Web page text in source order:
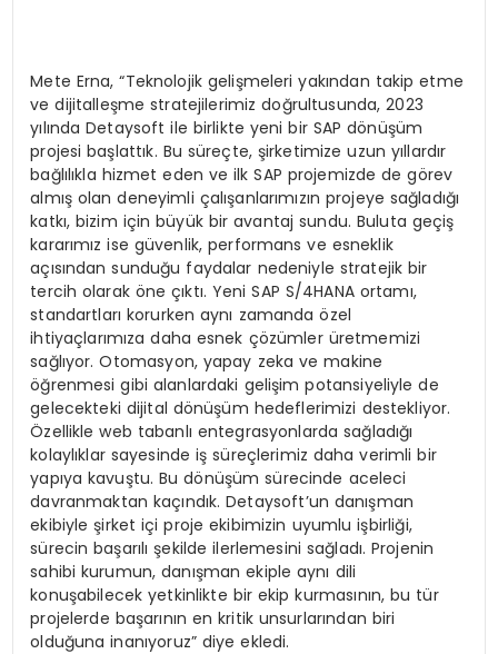
Mete Erna, “Teknolojik gelişmeleri yakından takip etme
ve dijitalleşme stratejilerimiz doğrultusunda, 2023
yılında Detaysoft ile birlikte yeni bir SAP dönüşüm
projesi başlattık. Bu süreçte, şirketimize uzun yıllardır
bağlılıkla hizmet eden ve ilk SAP projemizde de görev
almış olan deneyimli çalışanlarımızın projeye sağladığı
katkı, bizim için büyük bir avantaj sundu. Buluta geçiş
kararımız ise güvenlik, performans ve esneklik
açısından sunduğu faydalar nedeniyle stratejik bir
tercih olarak öne çıktı. Yeni SAP S/4HANA ortamı,
standartları korurken aynı zamanda özel
ihtiyaçlarımıza daha esnek çözümler üretmemizi
sağlıyor. Otomasyon, yapay zeka ve makine
öğrenmesi gibi alanlardaki gelişim potansiyeliyle de
gelecekteki dijital dönüşüm hedeflerimizi destekliyor.
Özellikle web tabanlı entegrasyonlarda sağladığı
kolaylıklar sayesinde iş süreçlerimiz daha verimli bir
yapıya kavuştu. Bu dönüşüm sürecinde aceleci
davranmaktan kaçındık. Detaysoft’un danışman
ekibiyle şirket içi proje ekibimizin uyumlu işbirliği,
sürecin başarılı şekilde ilerlemesini sağladı. Projenin
sahibi kurumun, danışman ekiple aynı dili
konuşabilecek yetkinlikte bir ekip kurmasının, bu tür
projelerde başarının en kritik unsurlarından biri
olduğuna inanıyoruz” diye ekledi.